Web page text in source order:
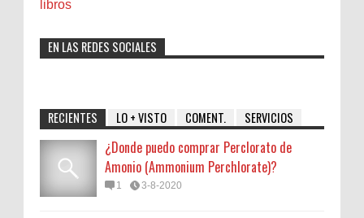
libros
EN LAS REDES SOCIALES
RECIENTES LO + VISTO COMENT. SERVICIOS
¿Donde puedo comprar Perclorato de
Amonio (Ammonium Perchlorate)?
1 3-8-2020